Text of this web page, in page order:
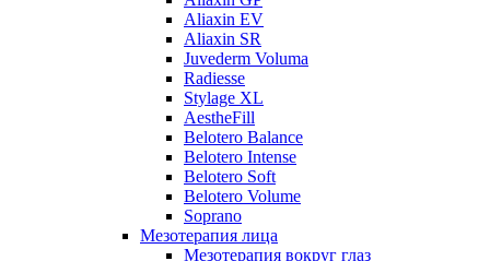
Aliaxin EV
Aliaxin SR
Juvederm Voluma
Radiesse
Stylage XL
AestheFill
Belotero Balance
Belotero Intense
Belotero Soft
Belotero Volume
Soprano
Мезотерапия лица
Мезотерапия вокруг глаз